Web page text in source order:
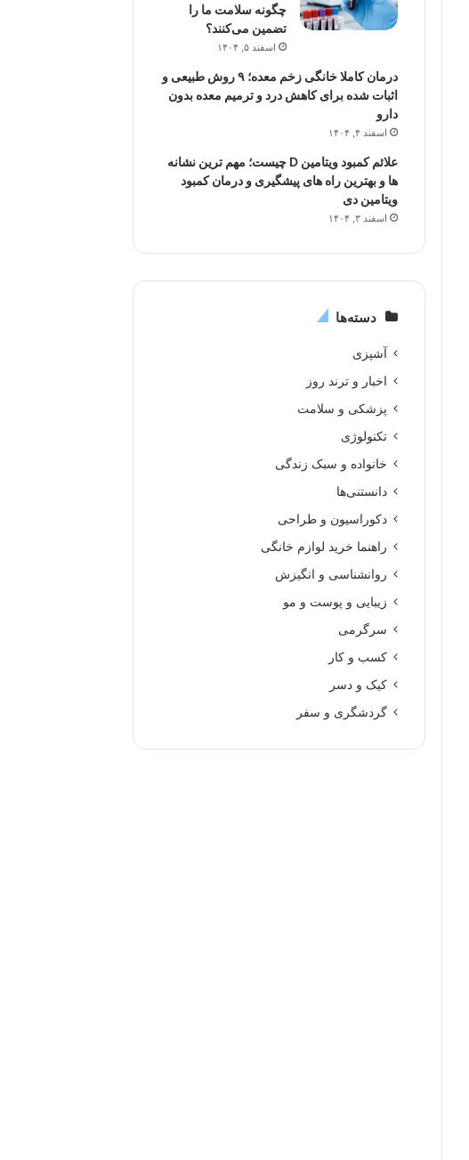
چگونه سلامت ما را
تضمین می‌کنند؟
اسفند ۵, ۱۴۰۴
درمان کاملا خانگی زخم معده؛ ۹ روش طبیعی و
اثبات شده برای کاهش درد و ترمیم معده بدون
دارو
اسفند ۴, ۱۴۰۴
علائم کمبود ویتامین D چیست؛ مهم ترین نشانه
ها و بهترین راه های پیشگیری و درمان کمبود
ویتامین دی
اسفند ۳, ۱۴۰۴
دسته‌ها
آشپزی
اخبار و ترند روز
پزشکی و سلامت
تکنولوژی
خانواده و سبک زندگی
دانستنی‌ها
دکوراسیون و طراحی
راهنما خرید لوازم خانگی
روانشناسی و انگیزش
زیبایی و پوست و مو
سرگرمی
کسب و کار
کیک و دسر
گردشگری و سفر